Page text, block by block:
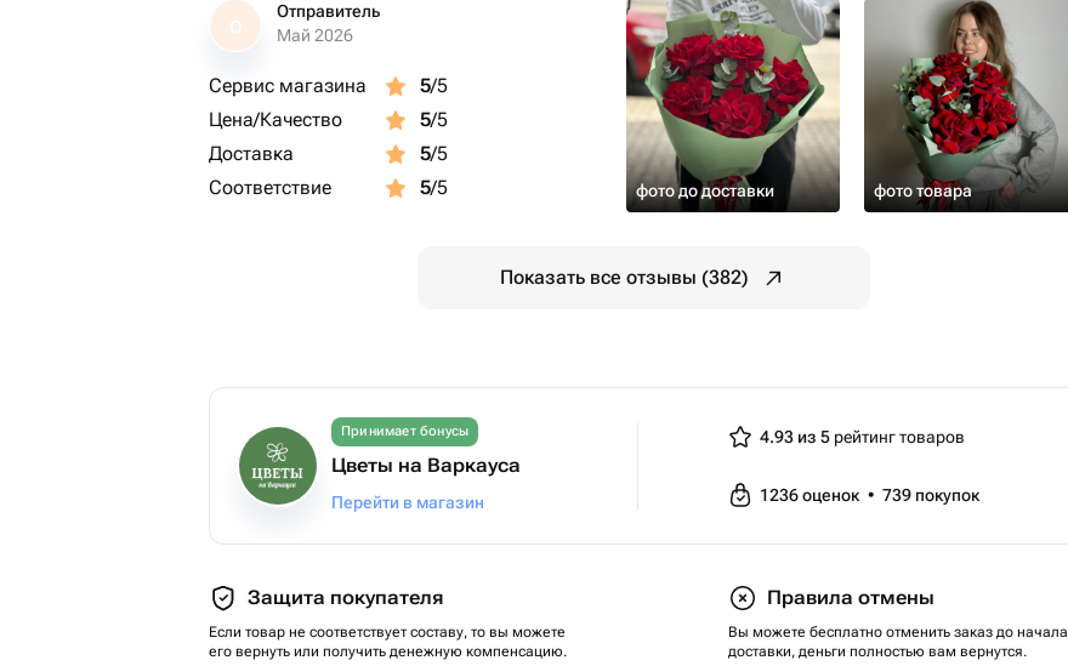
О
Отправитель
Май 2026
Сервис магазина 5/5
Цена/Качество
5/5
Доставка
5/5
Соответствие
5/5 фото до доставки фото товара
Показать все отзывы (382)
Принимает бонусы
Цветы на Варкауса
Перейти в магазин
4.93 из 5 рейтинг товаров
1236оценок • 739 покупок
Защита покупателя
Если товар не соответствует составу, то вы можете
его вернуть или получить денежную компенсацию.
Правила отмены
Вы можете бесплатно отменить заказ до начала
доставки, деньги полностью вам вернутся.